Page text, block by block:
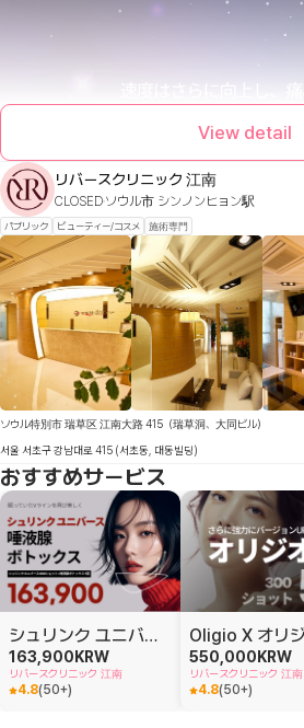
View detail
リバースクリニック 江南
CLOSED ソウル市 シンノンヒョン駅
パブリック ビューティー/コスメ 施術専門
ソウル特別市 瑞草区 江南大路 415（瑞草洞、大同ビル）
서울 서초구 강남대로 415 (서초동, 대동빌딩)
おすすめサービス
シュリンク ユニバース唾液腺ボトックス
163,900 KRW
リバースクリニック 江南
4.8(50+)
550,000 KRW
リバースクリニック 江南
4.8(50+)